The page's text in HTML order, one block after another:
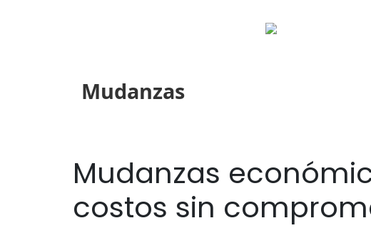
Mudanzas
Mudanzas
costos sin